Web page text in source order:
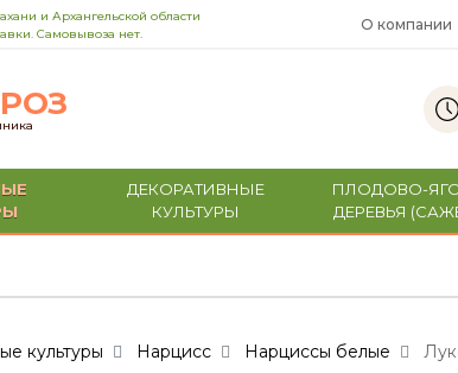
и Архангельской области
Самовывоза нет.
О компании
ДЕКОРАТИВНЫЕ
КУЛЬТУРЫ
ПЛОДОВО-
ДЕРЕВЬЯ
культуры Нарцисс Нарциссы белые